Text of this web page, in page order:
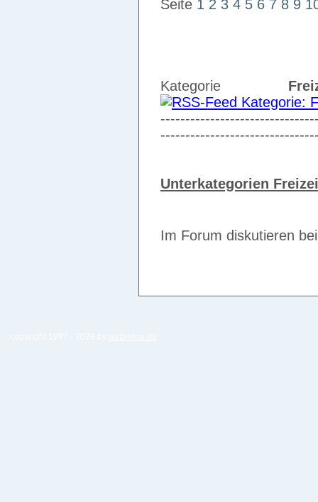
Seite 1 2 3 4 5 6 7 8 9
Kategorie
Unterkategorien
Im Forum diskutieren